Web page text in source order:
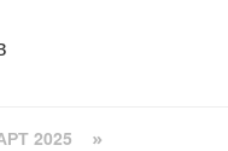
2025 »